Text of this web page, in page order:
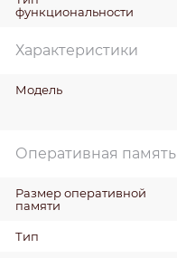
функциональности
Характеристики
Модель
Оперативная память
Размер оперативной
памяти
Тип